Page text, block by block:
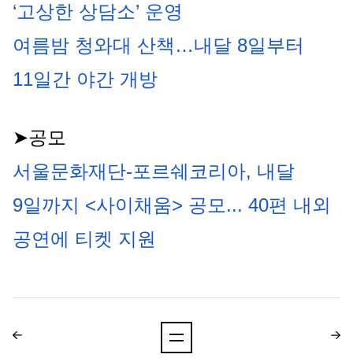
‘고상한 상담소’ 운영
여름밤 청와대 산책…내달 8일부터
11일간 야간 개방
➤공모
서울문화재단-포르쉐코리아, 내달
9일까지 <사이채움> 공모... 40편 내외
공연에 티켓 지원